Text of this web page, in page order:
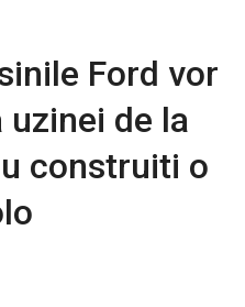
Ford vor
de la
construiti o